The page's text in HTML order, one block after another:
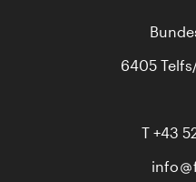
6405
T +43
info